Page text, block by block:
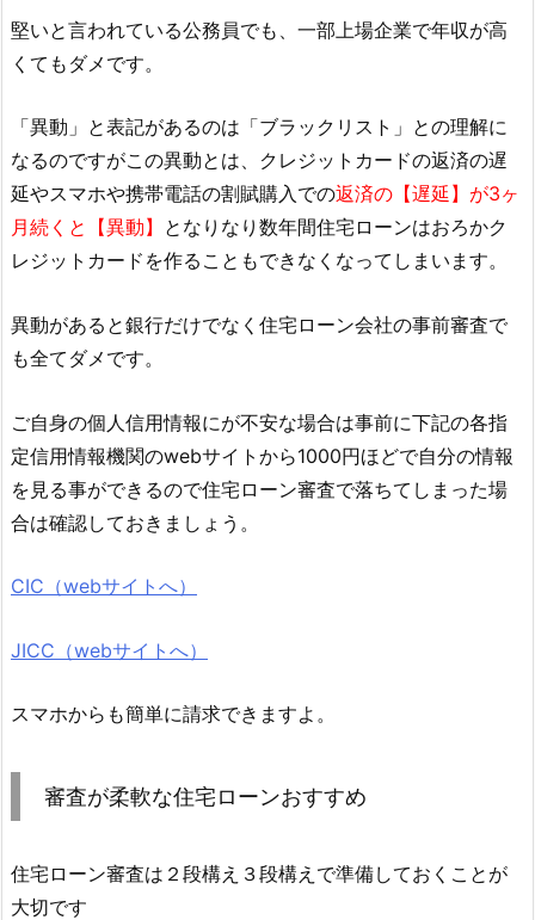
堅いと言われている公務員でも、一部上場企業で年収が高
くてもダメです。
「異動」と表記があるのは「ブラックリスト」との理解に
なるのですがこの異動とは、クレジットカードの返済の遅
延やスマホや携帯電話の割賦購入での返済の【遅延】が3ヶ
月続くと【異動】 となりなり数年間住宅ローンはおろかク
レジットカードを作ることもできなくなってしまいます。
異動があると銀行だけでなく住宅ローン会社の事前審査で
も全てダメです。
ご自身の個人信用情報にが不安な場合は事前に下記の各指
定信用情報機関のwebサイトから1000円ほどで自分の情報
を見る事ができるので住宅ローン審査で落ちてしまった場
合は確認しておきましょう。
CIC（webサイトへ）
JICC（webサイトへ）
スマホからも簡単に請求できますよ。
審査が柔軟な住宅ローンおすすめ
住宅ローン審査は２段構え３段構えで準備しておくことが
大切です